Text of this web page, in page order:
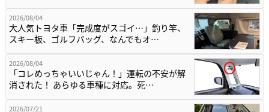
2026/08/04
大人気トヨタ車「完成度がスゴイ…」釣り竿、
スキー板、ゴルフバッグ、なんでもオ…
2026/08/04
「コレめっちゃいいじゃん！」運転の不安が解
消された！ あらゆる車種に対応。死…
2026/07/21